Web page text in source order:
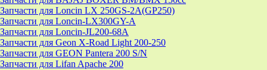
Запчасти для Loncin LX 250GS-2A(GP250)
Запчасти для Loncin-LX300GY-A
Запчасти для Loncin-JL200-68A
Запчасти для Geon X-Road Light 200-250
Запчасти для GEON Pantera 200 S/N
Запчасти для Lifan Apache 200